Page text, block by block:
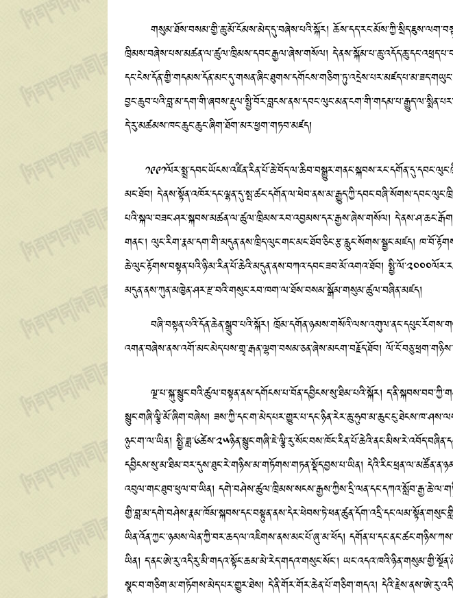
གསུམ་ཐོས་བསམ་གྱི་ཆུ་མོ་ངོམས་མེད་དུ་བཞེས་པའི་སྐོར།
ཁྲིམས་བཞེས་པས་མཚན་ལ་ཚུལ་ཁྲིམས་དབང་རྒྱལ་ཞེས་གསོལ།
དེ་རུ་མཚམས་ཁང་ཆུང་ཆུང་ཞིག་ཐོག་མར་ཕྱག་གཏབ་མཛད།
མང་ཐོབ།
པའི་སྐལ་བཟང་ཤར་སྐབས་མཚན་ལ་ཚུལ་ཁྲིམས་རབ་འབྱམས་དར་རྒྱས་ཞེས་གསོལ།
གནང་། ལུང་རིག་རྣམ་དག་གི་མདུན་ནས་ཁྲིད་ལུང་གང་མང་ཐོབ་ཅིང་རྩ་རླུང་སོགས་སྦྱང་མཛད།
ཆེ་ལུང་རྟོགས་བསྟན་པའི་ཉི་མ་རིན་པོ་ཆེའི་མདུན་ནས་བཀའ་དབང་ཟབ་མོ་འགའ་ཐོབ།
མདུན་ནས་ཀུན་མཁྱེན་ཤར་རྫ་བའི་གསུང་རབ་ཁག་ལ་ཐོས་བསམ་སྒོམ་གསུམ་ཚུལ་བཞིན་མཛད།
བཞི་བསྟན་པའི་དོན་ཆེན་སྒྲུབ་པའི་སྐོར།
འགན་བཞེས་ནས་འགོ་མང་མེད་པས་གྲྭ་རྒན་ལྷག་བསམ་ཅན་ཞེས་མངག་བརྗོད་ཐོབ།
ལྔ་པ་སྐུ་སྙུང་བའི་ཚུལ་བསྟན་ནས་དགོངས་པ་བོན་དབྱིངས་སུ་ཐིམ་པའི་སྐོར།
སྙུང་གཞི་ལྕི་མོ་ཞིག་བཞེས།
ཉུང་ག་ལ་ཡིན།
དབྱིངས་སུ་མ་ཐིམ་བར་དུས་ཐུང་རེ་གཉིས་མ་གཏོགས་གཏན་སྡོད་བྱས་པ་ཡིན།
འབུལ་གང་ཐུབ་ཕུལ་བ་ཡིན།
ཡིན་འོན་ཀྱང་་ཉམས་ལེན་ཀྱི་བར་ཆད་ལ་འཇིགས་ནས་མང་པོ་ཞུ་མ་ཕོད།
ཡིན། ད་ནང་ཨེ་རུ་འདི་རུ་མི་གདའ་སྟོང་ཆམ་མེ་རེད་གདའ་གསུང་སོང་།
སྣང་བ་གཅིག་མ་གཏོགས་མེད་པར་གྱུར་ཐེས། དེ་ནི་གོར་གོར་ཆེན་པོ་གཅིག་གདའ།